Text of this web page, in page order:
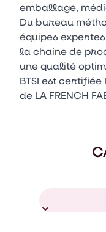
emballage,
Du bureau
équipes
la chaine de
une qualité
BTSI est certifiée
de LA FRENCH